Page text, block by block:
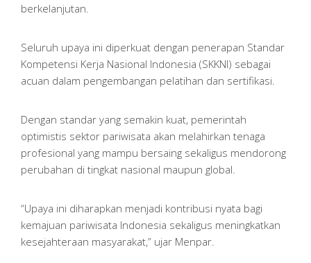
berkelanjutan.
Seluruh upaya ini diperkuat dengan penerapan Standar
Kompetensi Kerja Nasional Indonesia (SKKNI) sebagai
acuan dalam pengembangan pelatihan dan sertifikasi.
Dengan standar yang semakin kuat, pemerintah
optimistis sektor pariwisata akan melahirkan tenaga
profesional yang mampu bersaing sekaligus mendorong
perubahan di tingkat nasional maupun global.
“Upaya ini diharapkan menjadi kontribusi nyata bagi
kemajuan pariwisata Indonesia sekaligus meningkatkan
kesejahteraan masyarakat,” ujar Menpar.